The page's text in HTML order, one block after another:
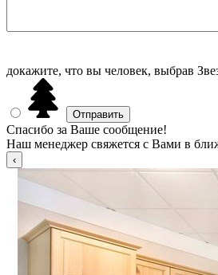
докажите, что вы человек, выбрав
Спасибо за Ваше сообщение!
Наш менеджер свяжется с Вами в